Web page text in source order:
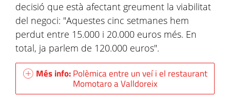
decisió que està afectant greument la viabilitat
del negoci: "Aquestes cinc setmanes hem
perdut entre 15.000 i 20.000 euros més. En
total, ja parlem de 120.000 euros".
Més info:Polèmica entre un veí i el restaurant
Momotaro a Valldoreix